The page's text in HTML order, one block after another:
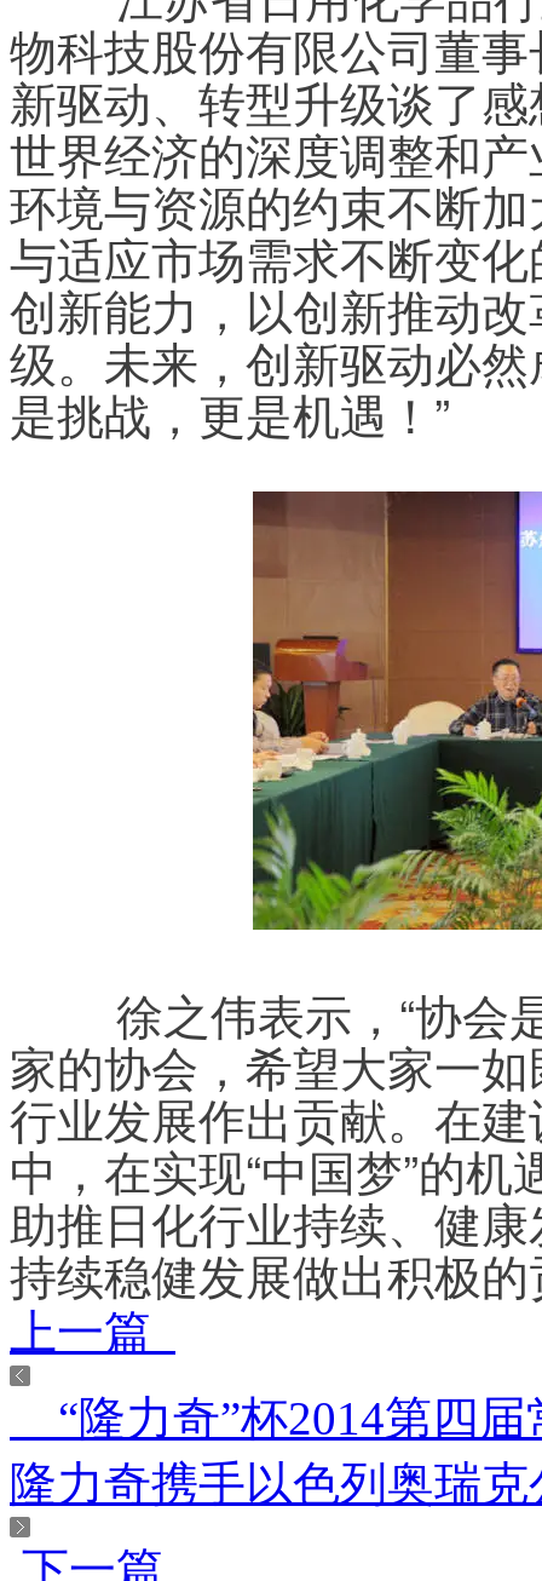
物科技股份有限公司董
新驱动、转型升级谈了
世界经济的深度调整和
环境与资源的约束不断
与适应市场需求不断变
创新能力，以创新推动
级。未来，创新驱动必
家的协会，希望大家一
行业发展作出贡献。在
中，在实现“中国梦”的
助推日化行业持续、健
上一篇
“隆力奇”杯2014第四
隆力奇携手以色列奥瑞
下一篇